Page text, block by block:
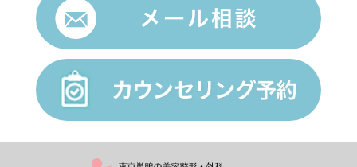
全切開がメスで切り込んで創を開くのに比べれば小切開は先端の細い
メス刃を差し込み小さな創を作る感じです。通常3箇所で3mm以内の
切開にしています。
埋没法
4箇所固定・針穴6点
￥220,000
￥20,000
抜糸（1本・1年内） 他院
￥30,000
ライン再埋没（1年内）
無料
全切開
￥300,000
小切開の腫れはどの程度でひきますか？
内出血の色は出ますか？
一方、全切開で目頭付近～目尻付近まで切開した傷は5年経っても分
かりますが、取れない二重が作れることは魅力的です。それで皮膚を
あまり切らずに皮下では全切開と似た内部処理ができないかと10年悩
んで始めたのが、2箇所または3箇所切開の小切開です。
小切開の適応
二重のラインが取れたくない人で埋没法では無理な人、クッキリ・パ